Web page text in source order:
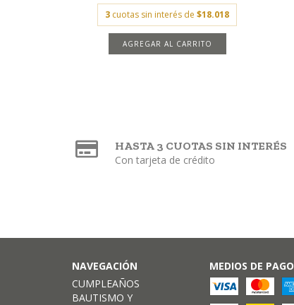
3 cuotas sin interés de$18.018
AGREGAR AL CARRITO
HASTA 3 CUOTAS SIN INTERÉS
Con tarjeta de crédito
NAVEGACIÓN
CUMPLEAÑOS
BAUTISMO Y
MEDIOS DE PAGO